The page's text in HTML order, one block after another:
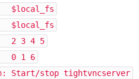
$local_fs
$local_fs
2 3 4 5
0 1 6
Start/stop tightvncserver